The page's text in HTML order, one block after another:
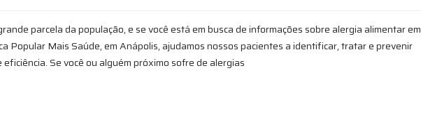
parcela da população, e se você está em busca de informações sobre alergia alimentar em
Popular Mais Saúde, em Anápolis, ajudamos nossos pacientes a identificar, tratar e prevenir
Se você ou alguém próximo sofre de alergias